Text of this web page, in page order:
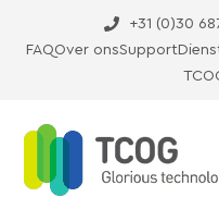
+31 (0)30
FAQOver onsSupport